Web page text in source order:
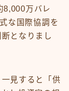
8,000万バレ
な国際協調を
となりまし
見すると「供